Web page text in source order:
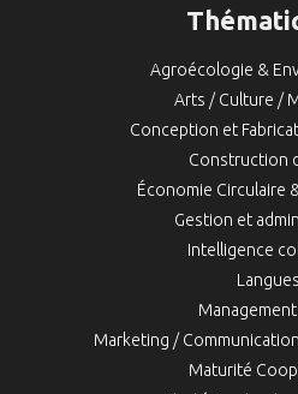
Agroécologie &
Arts / Culture /
Conception et
Construction
Économie Circulaire
Gestion et
Intelligence
Langues
Management
Marketing /
Maturité